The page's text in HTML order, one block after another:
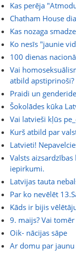
Kas perēja
Chatham House
Kas nozaga
Ko nesīs "jaunie
100 dienas
Vai
atbild apstiprinoši?
Praidi un
Šokolādes kūka
Vai latvieši kļūs
Kurš atbild par
Latvieti!
Valsts
iepirkumi.
Latvijas tauta
Par ko nevēlēt
Kāds ir bijis
9. maijs? Vai tomēr
Oik- nācijas sāpe
Ar domu par jaunu